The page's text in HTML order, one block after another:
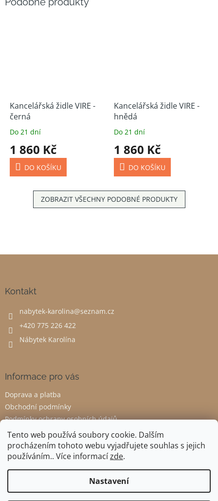
Tento web používá soubory cookie. Dalším
procházením tohoto webu vyjadřujete souhlas s jejich
používáním.. Více informacízde.
Nastavení
Kancelářská židle VIRE -
černá
Do 21 dní
1 860 Kč
DO KOŠÍKU
Kancelářská židle VIRE -
hnědá
Do 21 dní
1 860 Kč
DO KOŠÍKU
ZOBRAZIT VŠECHNY PODOBNÉ PRODUKTY
Kontakt
nabytek-karolina@seznam.cz
+420 775 226 422
Nábytek Karolína
Informace pro vás
Doprava a platba
Obchodní podmínky
Podmínky ochrany osobních údajů
Odstoupení od smlouvy